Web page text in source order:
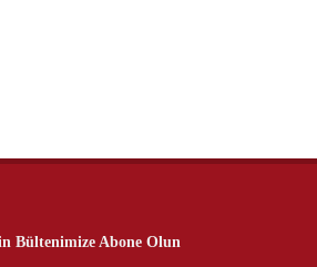
Bültenimize Abone Olun